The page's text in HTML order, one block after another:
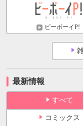
ビーボーイP!
最新情報
すべて
コミックス